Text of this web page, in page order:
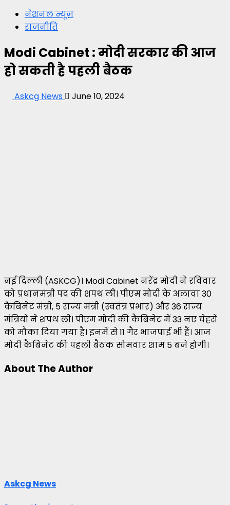
नेशनल न्यूज़
राजनीति
Modi Cabinet : मोदी सरकार की आज
हो सकती है पहली बैठक
Askcg News June 10, 2024
नई दिल्ली (ASKCG)। Modi Cabinet नरेंद्र मोदी ने रविवार
को प्रधानमंत्री पद की शपथ ली। पीएम मोदी के अलावा 30
कैबिनेट मंत्री, 5 राज्य मंत्री (स्वतंत्र प्रभार) और 36 राज्य
मंत्रियों ने शपथ ली। पीएम मोदी की कैबिनेट में 33 नए चेहरों
को मौका दिया गया है। इनमें से 11 गैर भाजपाई भी हैं। आज
मोदी कैबिनेट की पहली बैठक सोमवार शाम 5 बजे होगी।
About The Author
Askcg News